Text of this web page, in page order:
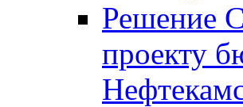
Решение
проекту